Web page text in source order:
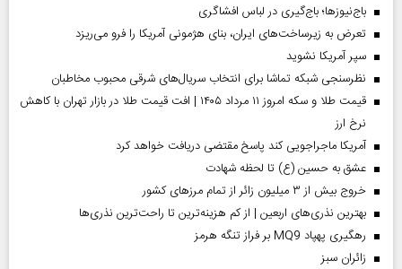
باج‌نیوزها؛ باج‌گیری در لباس افشاگری
تعرض به زیرساخت‌های ایران، بنای هژمونی آمریکا را فرو می‌ریزد
سپر آمریکا نشوید
نظرسنجی شبکه تماشا برای انتخاب سریال‌های شرقی محبوب مخاطبان
قیمت طلا و سکه امروز ۱۱ مرداد ۱۴۰۵ | افت قیمت طلا در بازار تهران با کاهش
نرخ ارز
آمریکا ماجراجویی کند پاسخ مقتضی دریافت خواهد کرد
عشق به حسین (ع) تا لحظه شهادت
خروج بیش از ۳ میلیون زائر از تمام مرز‌های کشور
بهترین نذری‌های اربعین | از کم هزینه‌ترین تا راحت‌ترین نذری‌ها
رهگیری پهپاد MQ9 بر فراز تنگه هرمز
‌زائران سبز